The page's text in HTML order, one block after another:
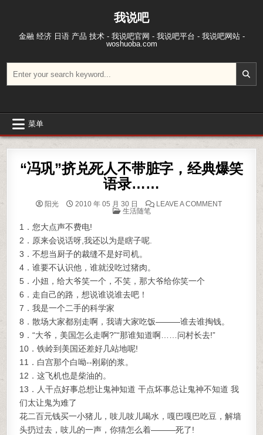
我说吧
金融 经济 日语 产品 技术 - 我说吧官网 - 我说吧平台 - 我说吧网站 -
woshuoba.com
菜单
“冯巩”挤兑死人不带脏字，经典爆笑
语录……
阳光 2010 年 05 月 30 日 LEAVE A COMMENTON “冯巩”
POSTED IN
生活随笔
1．您大点声不费电!
2．原来会说话呀,我还以为是瞎子呢.
3．不想当厨子的裁缝不是好司机。
4．谁要不认识他，谁就没吃过猪肉。
5．小妞，给大爷笑一个，不笑，那大爷给你笑一个
6．走自己的路，想说谁说谁去吧！
7．我是一个二手的科学家
8．散场大家都别走啊，我请大家吃饭———谁去谁掏钱。
9．“大爷，美国怎么走啊?”“那谁知道啊……问村长去!”
10．铁岭到美国还差好几站地呢!
11．白宫那个白呦--刚刷的浆。
12．这飞机也是柴油的。
13．人干点好事总想让鬼神知道 干点坏事总让鬼神不知道 我
们太让鬼为难了
花二百元钱买一小猪儿，吱儿吱儿喝水，嘎巴嘎巴吃豆，解墙
头扔过去，吱儿的一声，你猜怎么着———死了!